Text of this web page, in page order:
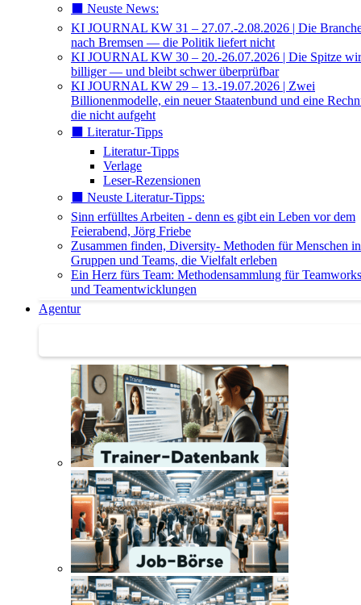
⬛️ Neuste News:
KI JOURNAL KW 31 – 27.07.-2.08.2026 | Die
nach Bremsen — die Politik liefert nicht
KI JOURNAL KW 30 – 20.-26.07.2026 | Die Spitze
billiger — und bleibt schwer überprüfbar
KI JOURNAL KW 29 – 13.-19.07.2026 | Zwei
Billionenmodelle, ein neuer Staatenbund und eine
die nicht aufgeht
⬛️ Literatur-Tipps
Literatur-Tipps
Verlage
Leser-Rezensionen
⬛️ Neuste Literatur-Tipps:
Sinn erfülltes Arbeiten - denn es gibt ein Leben vor dem
Feierabend, Jörg Friebe
Zusammen finden, Diversity- Methoden für Menschen in
Gruppen und Teams, die Vielfalt erleben
Ein Herz fürs Team: Methodensammlung für
und Teamentwicklungen
Agentur